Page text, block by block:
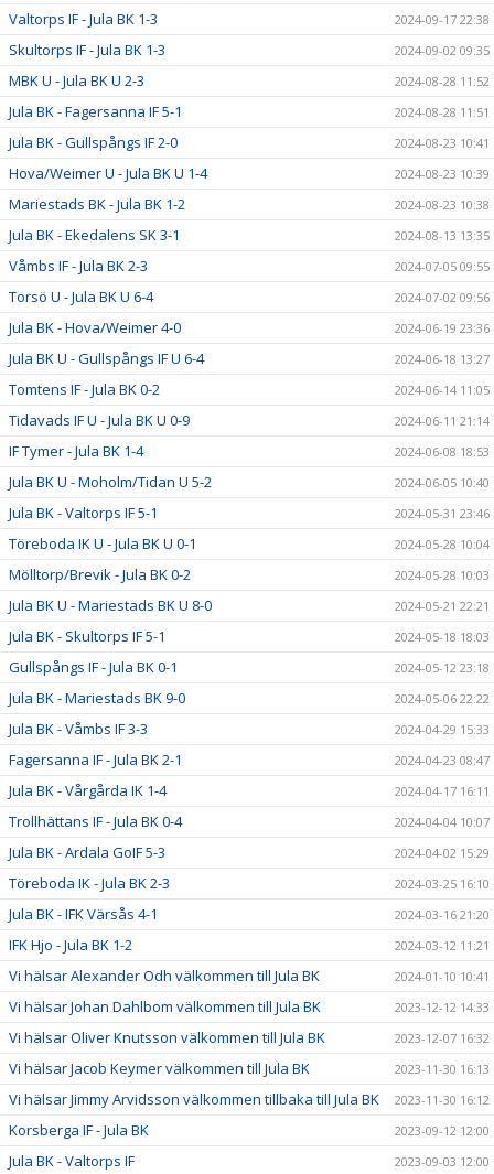
Valtorps IF - Jula BK 1-3 2024-09-17 22:38
Skultorps IF - Jula BK 1-3 2024-09-02 09:35
MBK U - Jula BK U 2-3 2024-08-28 11:52
Jula BK - Fagersanna IF 5-1 2024-08-28 11:51
Jula BK - Gullspångs IF 2-0 2024-08-23 10:41
Hova/Weimer U - Jula BK U 1-4 2024-08-23 10:39
Mariestads BK - Jula BK 1-2 2024-08-23 10:38
Jula BK - Ekedalens SK 3-1 2024-08-13 13:35
Våmbs IF - Jula BK 2-3 2024-07-05 09:55
Torsö U - Jula BK U 6-4 2024-07-02 09:56
Jula BK - Hova/Weimer 4-0 2024-06-19 23:36
Jula BK U - Gullspångs IF U 6-4 2024-06-18 13:27
Tomtens IF - Jula BK 0-2 2024-06-14 11:05
Tidavads IF U - Jula BK U 0-9 2024-06-11 21:14
IF Tymer - Jula BK 1-4 2024-06-08 18:53
Jula BK U - Moholm/Tidan U 5-2 2024-06-05 10:40
Jula BK - Valtorps IF 5-1 2024-05-31 23:46
Töreboda IK U - Jula BK U 0-1 2024-05-28 10:04
Mölltorp/Brevik - Jula BK 0-2 2024-05-28 10:03
Jula BK U - Mariestads BK U 8-0 2024-05-21 22:21
Jula BK - Skultorps IF 5-1 2024-05-18 18:03
Gullspångs IF - Jula BK 0-1 2024-05-12 23:18
Jula BK - Mariestads BK 9-0 2024-05-06 22:22
Jula BK - Våmbs IF 3-3 2024-04-29 15:33
Fagersanna IF - Jula BK 2-1 2024-04-23 08:47
Jula BK - Vårgårda IK 1-4 2024-04-17 16:11
Trollhättans IF - Jula BK 0-4 2024-04-04 10:07
Jula BK - Ardala GoIF 5-3 2024-04-02 15:29
Töreboda IK - Jula BK 2-3 2024-03-25 16:10
Jula BK - IFK Värsås 4-1 2024-03-16 21:20
IFK Hjo - Jula BK 1-2 2024-03-12 11:21
Vi hälsar Alexander Odh välkommen till Jula BK 2024-01-10 10:41
Vi hälsar Johan Dahlbom välkommen till Jula BK 2023-12-12 14:33
Vi hälsar Oliver Knutsson välkommen till Jula BK 2023-12-07 16:32
Vi hälsar Jacob Keymer välkommen till Jula BK 2023-11-30 16:13
Vi hälsar Jimmy Arvidsson välkommen tillbaka till Jula BK 2023-11-30 16:12
Korsberga IF - Jula BK 2023-09-12 12:00
Jula BK - Valtorps IF 2023-09-03 12:00